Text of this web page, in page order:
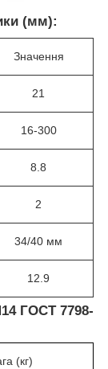
(мм):
Значення
21
16-300
8.8
2
34/40 мм
12.9
ГОСТ 7798-
(кг)